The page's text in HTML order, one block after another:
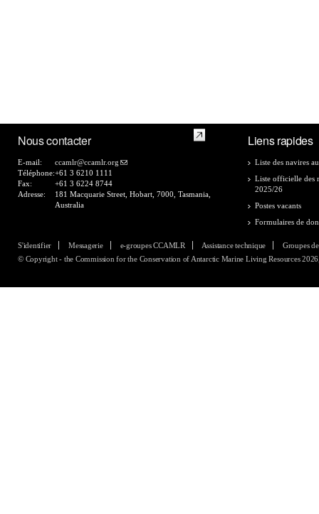
Nous contacter
E-mail:
ccamlr@ccamlr.org
Téléphone:+61 3 6210 1111
Fax:
+61 3 6224 8744
Adresse:
181 Macquarie Street, Hobart, 7000, Tasmania,
Australia
Liens rapides
Liste des navires
Liste officielle des
2025/26
Postes vacants
Formulaires de
S'identifier Messagerie e-groupes CCAMLR Assistance technique
Groupes
© Copyright - the Commission for the Conservation of Antarctic Marine Living Resources